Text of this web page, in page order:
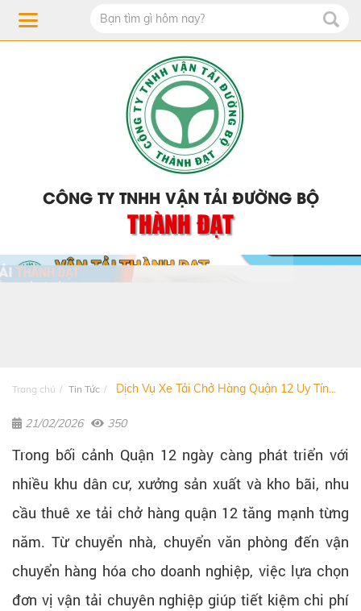
CÔNG TY TNHH VẬN TẢI ĐƯỜNG BỘ
THÀNH ĐẠT
Trang chủ Tin Tức Dịch Vụ Xe Tải Chở Hàng Quận 12 Uy Tín...
21/02/2026 350
Trong bối cảnh Quận 12 ngày càng phát triển với
nhiều khu dân cư, xưởng sản xuất và kho bãi, nhu
cầu thuê xe tải chở hàng quận 12 tăng mạnh từng
năm. Từ chuyển nhà, chuyển văn phòng đến vận
chuyển hàng hóa cho doanh nghiệp, việc lựa chọn
đơn vị vận tải chuyên nghiệp giúp tiết kiệm chi phí